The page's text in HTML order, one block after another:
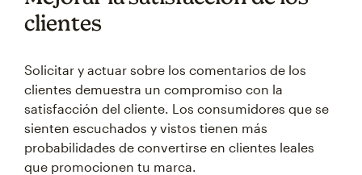
clientes
Solicitar y actuar sobre los comentarios de los
clientes demuestra un compromiso con la
satisfacción del cliente. Los consumidores que se
sienten escuchados y vistos tienen más
probabilidades de convertirse en clientes leales
que promocionen tu marca.